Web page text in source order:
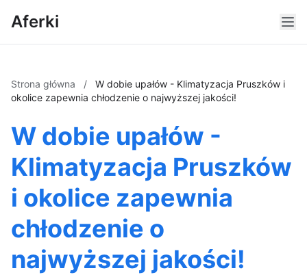
Aferki
Strona główna /
W dobie upałów - Klimatyzacja Pruszków i
okolice zapewnia chłodzenie o najwyższej jakości!
W dobie upałów -
Klimatyzacja Pruszków
i okolice zapewnia
chłodzenie o
najwyższej jakości!